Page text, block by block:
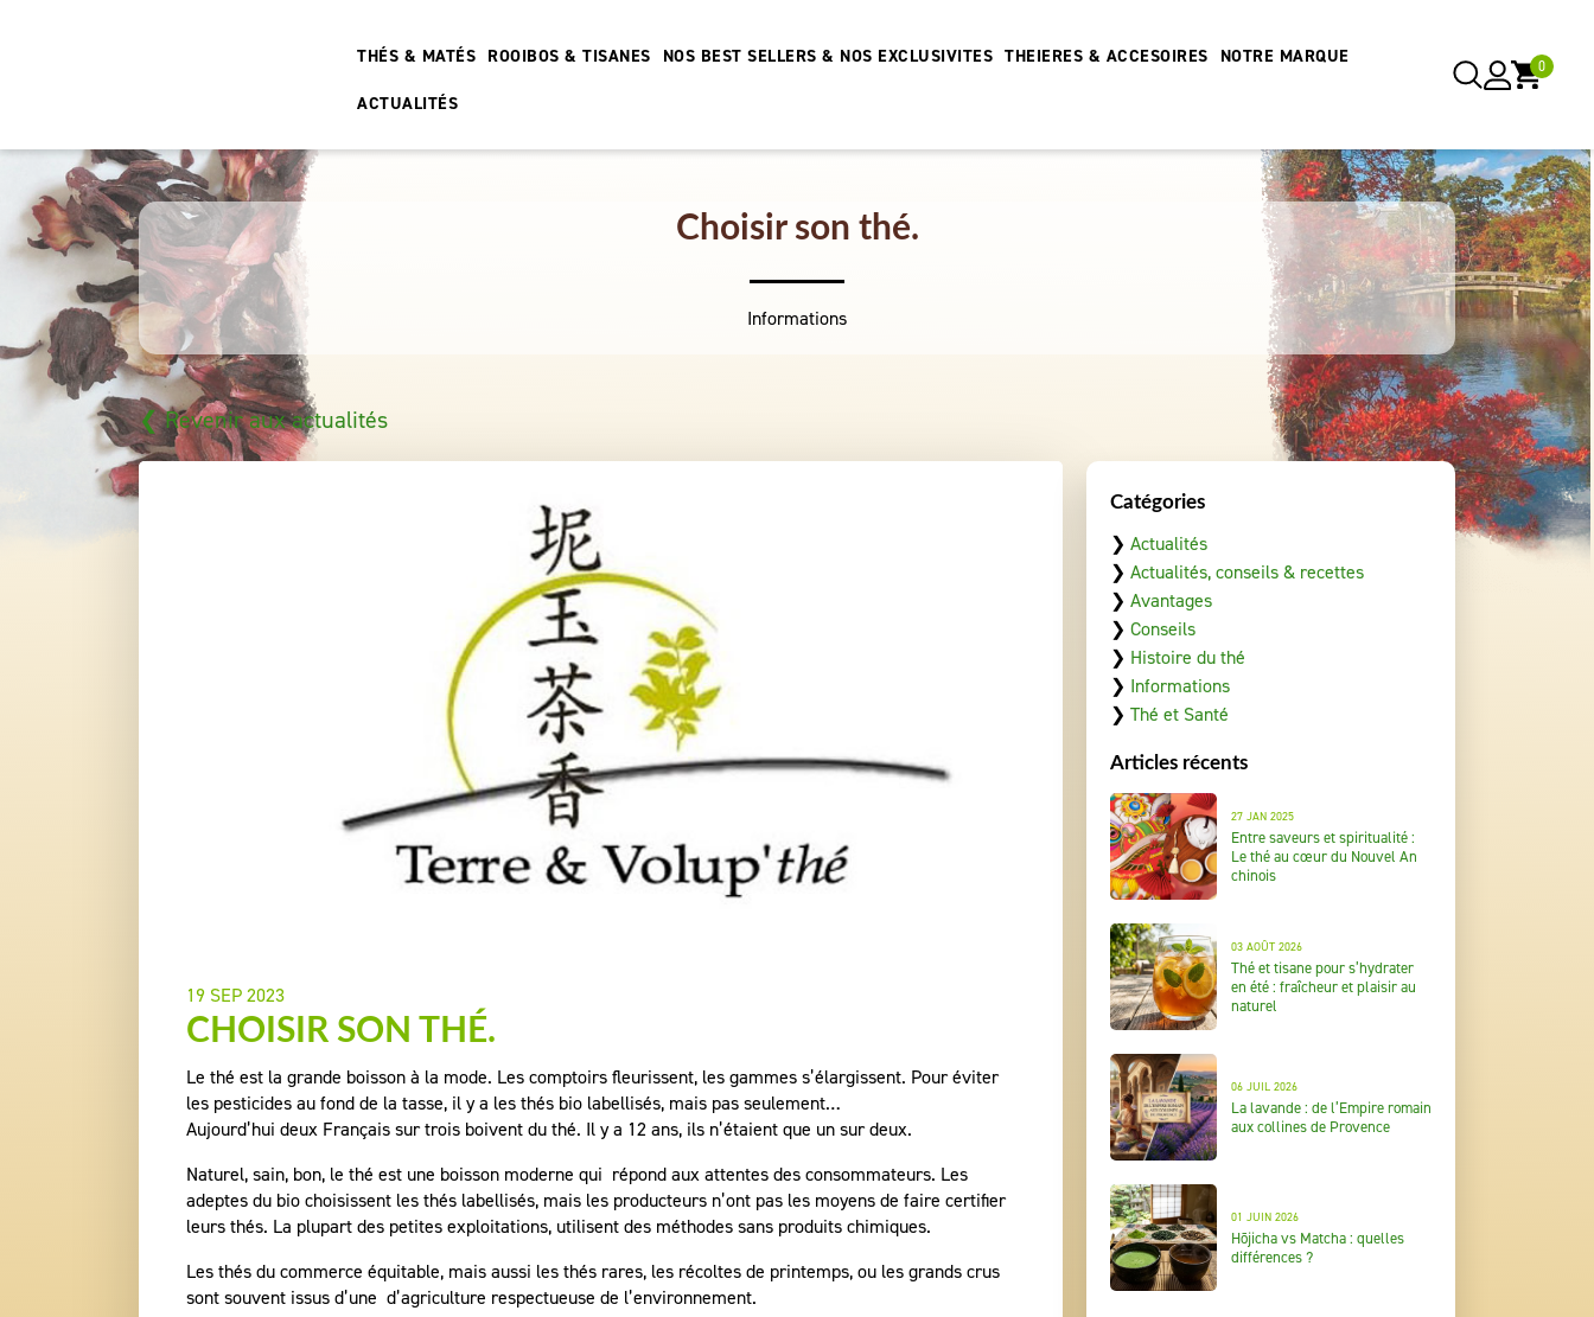
THÉS & MATÉS ROOIBOS & TISANES NOS BEST SELLERS & NOS EXCLUSIVITES THEIERES & ACCESOIRES NOTRE MARQUE
ACTUALITÉS
0
Choisir son thé.
Informations
❮ Revenir aux actualités
19 SEP 2023
CHOISIR SON THÉ.
Le thé est la grande boisson à la mode. Les comptoirs fleurissent, les gammes s’élargissent. Pour éviter
les pesticides au fond de la tasse, il y a les thés bio labellisés, mais pas seulement…
Aujourd’hui deux Français sur trois boivent du thé. Il y a 12 ans, ils n’étaient que un sur deux.
Naturel, sain, bon, le thé est une boisson moderne qui répond aux attentes des consommateurs. Les
adeptes du bio choisissent les thés labellisés, mais les producteurs n’ont pas les moyens de faire certifier
leurs thés. La plupart des petites exploitations, utilisent des méthodes sans produits chimiques.
Les thés du commerce équitable, mais aussi les thés rares, les récoltes de printemps, ou les grands crus
sont souvent issus d’une d’agriculture respectueuse de l’environnement.
Catégories
❯ Actualités
❯ Actualités, conseils & recettes
❯ Avantages
❯ Conseils
❯ Histoire du thé
❯ Informations
❯ Thé et Santé
Articles récents
27 JAN 2025
Entre saveurs et spiritualité :
Le thé au cœur du Nouvel An
chinois
03 AOÛT 2026
Thé et tisane pour s’hydrater
en été : fraîcheur et plaisir au
naturel
06 JUIL 2026
La lavande : de l’Empire romain
aux collines de Provence
01 JUIN 2026
Hōjicha vs Matcha : quelles
différences ?